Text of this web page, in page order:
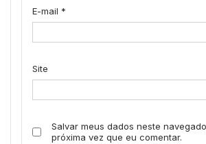
E-mail *
Site
Salvar meus dados neste
próxima vez que eu comentar.